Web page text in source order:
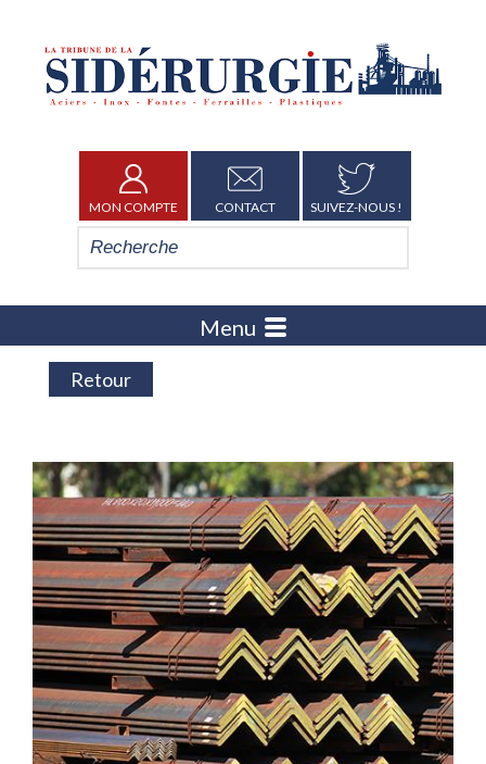
MON COMPTE CONTACT SUIVEZ-NOUS !
Menu
Retour